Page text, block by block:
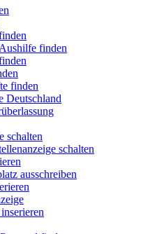
finden
finden
Deutschland
schalten
schalten
ausschreiben